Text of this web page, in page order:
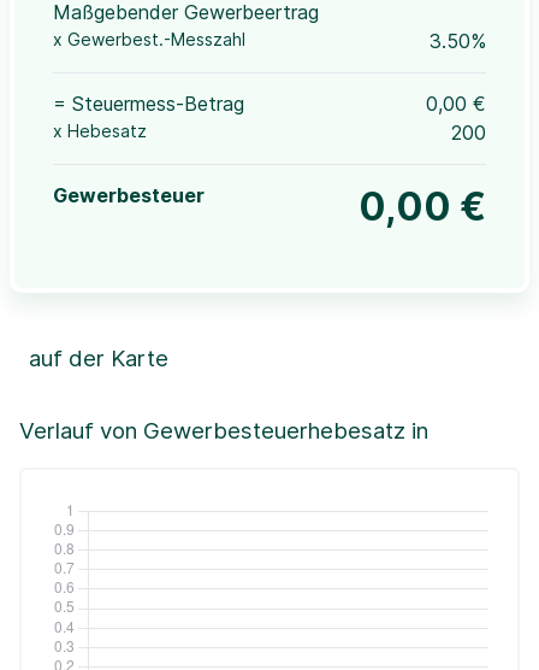
Maßgebender Gewerbeertrag
x Gewerbest.-Messzahl 3.50%
= Steuermess-Betrag 0,00 €
x Hebesatz 200
Gewerbesteuer 0,00 €
Verlauf von Gewerbesteuerhebesatz in
auf der Karte
+
Leaflet|©OpenStreetMap, ©CartoDB,